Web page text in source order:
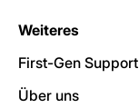
Weiteres
First-Gen Support
Über uns